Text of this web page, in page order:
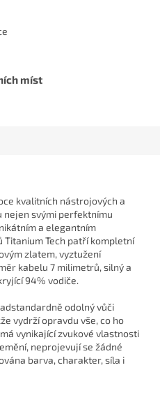
míst
kvalitních nástrojových a
nejen svými perfektnímu
a elegantním
Titanium Tech patří kompletní
zlatem, vyztužení
kabelu 7 milimetrů, silný a
94% vodiče.
odolný vůči
vydrží opravdu vše, co ho
vynikající zvukové vlastnosti
neprojevují se žádné
barva, charakter, síla i